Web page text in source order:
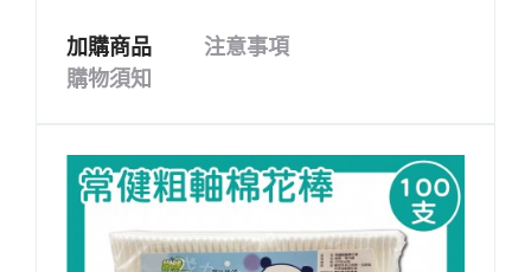
加購商品
注意事項
購物須知